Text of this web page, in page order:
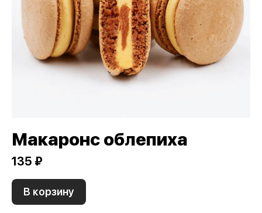
Макаронс облепиха
135 ₽
В корзину